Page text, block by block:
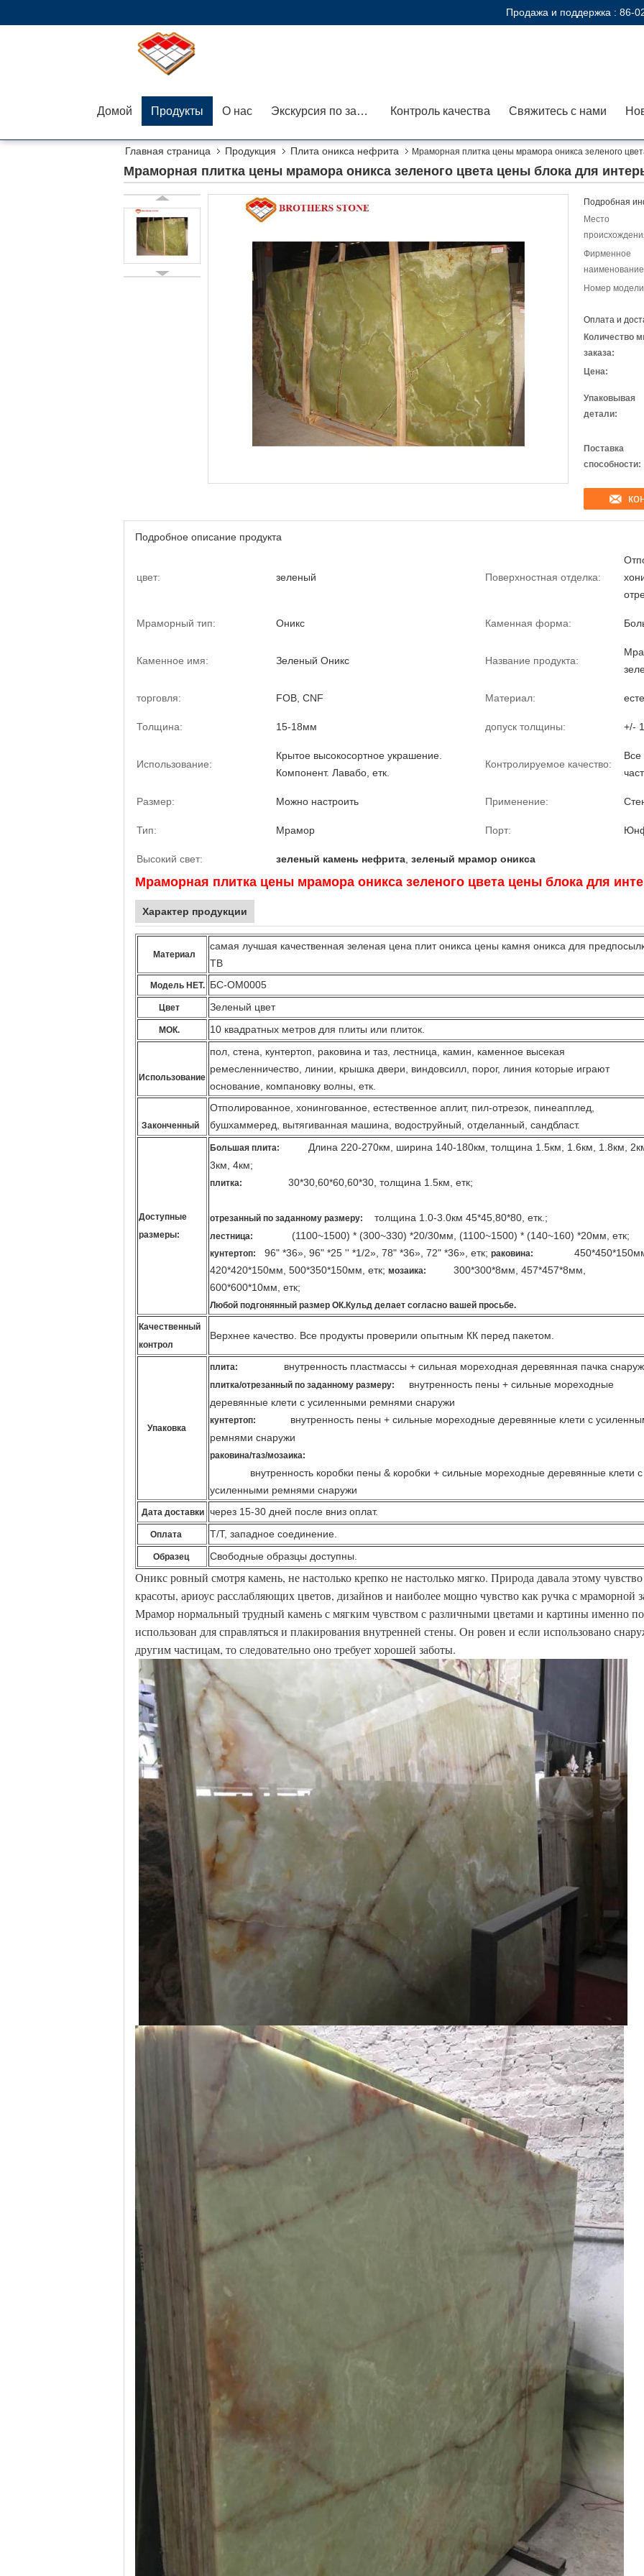
Оставьте сообщение
Мы скоро тебе перезвоним!
Отправить
Продажа и поддержка : 86-
Домой Продукты О нас Экскурсия по заводу Контроль качества Свяжитесь с нами
Главная страница Продукция Плита оникса нефрита Мраморная плитка цены мрамора оникса зеленого
Мраморная плитка цены мрамора оникса зеленого цвета цены блока для
Подробная
Место
Фирменное
Номер
Оплата и
Количество
заказа:
Цена:
Упаковывая
детали:
Поставка
способности:
Подробное описание продукта
цвет: зеленый Поверхностная отделка:
Мраморный тип: Оникс Каменная форма:
Каменное имя: Зеленый Оникс Название продукта:
торговля: FOB, CNF Материал:
Толщина: 15-18мм допуск толщины: +/-
Использование:
Крытое высокосортное украшение.
Компонент. Лавабо, етк.
Контролируемое качество:
Все
Размер: Можно настроить Применение:
Тип: Мрамор Порт:
Высокий свет: зеленый камень нефрита зеленый мрамор оникса
Мраморная плитка цены мрамора оникса зеленого цвета цены блока для
Характер продукции
Материал
самая лучшая качественная зеленая цена плит оникса цены камня оникса для
ТВ
Модель НЕТ. БС-ОМ0005
Цвет Зеленый цвет
МОК. 10 квадратных метров для плиты или плиток.
Использование
пол, стена, кунтертоп, раковина и таз, лестница, камин, каменное высекая
ремесленничество, линии, крышка двери, виндовсилл, порог, линия которые играют
основание, компановку волны, етк.
Законченный
Отполированное, хонингованное, естественное аплит, пил-отрезок, пинеапплед,
бушхаммеред, вытягиванная машина, водоструйный, отделанный, сандбласт.
Доступные
размеры:
Большая плита:
Длина 220-270км, ширина 140-180км, толщина 1.5км, 1.6км, 1.8км,
3км, 4км;
плитка: 30*30,60*60,60*30, толщина 1.5км, етк;
отрезанный по заданному размеру: толщина 1.0-3.0км 45*45,80*80, етк.;
лестница: (1100~1500) * (300~330) *20/30мм, (1100~1500) * (140~160) *20мм, етк;
кунтертоп: 96" *36», 96" *25 '' *1/2», 78" *36», 72" *36», етк; раковина:
420*420*150мм, 500*350*150мм, етк; мозаика:
300*300*8мм, 457*457*8мм,
600*600*10мм, етк;
Любой подгонянный размер ОК.Кульд делает согласно вашей просьбе.
Качественный
контрол
Верхнее качество. Все продукты проверили опытным КК перед пакетом.
Упаковка
плита: внутренность пластмассы + сильная мореходная деревянная пачка
плитка/отрезанный по заданному размеру: внутренность пены + сильные мореходные
деревянные клети с усиленными ремнями снаружи
кунтертоп: внутренность пены + сильные мореходные деревянные клети с
ремнями снаружи
раковина/таз/мозаика:
внутренность коробки пены & коробки + сильные мореходные деревянные клети с
усиленными ремнями снаружи
Дата доставки через 15-30 дней после вниз оплат.
Оплата Т/Т, западное соединение.
Образец Свободные образцы доступны.
Оникс ровный смотря камень, не настолько крепко не настолько мягко. Природа давала этому чувство
красоты, ариоус расслабляющих цветов, дизайнов и наиболее мощно чувство как ручка с мраморной
Мрамор нормальный трудный камень с мягким чувством с различными цветами и картины именно
использован для справляться и плакирования внутренней стены. Он ровен и если использовано
другим частицам, то следовательно оно требует хорошей заботы.